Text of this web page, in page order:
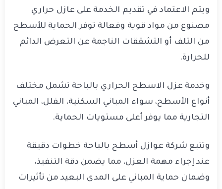
ويتم الاعتماد في تقديم الخدمة على عازل حراري
مصنوع من مواد قوية وفعالة توفر الحماية للأسطح
من التلف أو التشققات الناجمة عن التعرض الدائم
للحرارة.
وخدمة عزل الاسطح الحراري بالباحة تشمل مختلف
أنواع الأسطح، سواء المباني السكنية، الفلل، المباني
التجارية مما يوفر أعلى مستويات الحماية.
وتتبع شركة عوازل أسطح بالباحة خطوات دقيقة
عند إجراء مهمة العزل، مما يضمن دقة التنفيذ،
وضمان حماية المباني على المدى البعيد من تأثيرات